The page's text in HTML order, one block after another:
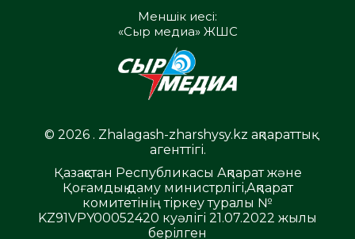
Меншік иесі:
«Сыр медиа» ЖШС
© 2026 . Zhalagash-zharshysy.kz ақпараттық
агенттігі.
Қазақстан Республикасы Ақпарат және
Қоғамдық даму министрлігі,Ақпарат
комитетінің тіркеу туралы №
KZ91VPY00052420 куәлігі 21.07.2022 жылы
берілген